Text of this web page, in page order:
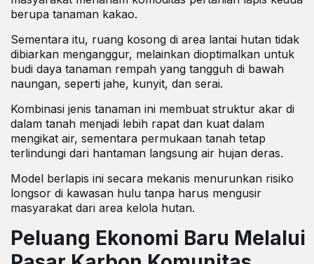
berupa tanaman kakao.
Sementara itu, ruang kosong di area lantai hutan tidak
dibiarkan menganggur, melainkan dioptimalkan untuk
budi daya tanaman rempah yang tangguh di bawah
naungan, seperti jahe, kunyit, dan serai.
Kombinasi jenis tanaman ini membuat struktur akar di
dalam tanah menjadi lebih rapat dan kuat dalam
mengikat air, sementara permukaan tanah tetap
terlindungi dari hantaman langsung air hujan deras.
Model berlapis ini secara mekanis menurunkan risiko
longsor di kawasan hulu tanpa harus mengusir
masyarakat dari area kelola hutan.
Peluang Ekonomi Baru Melalui